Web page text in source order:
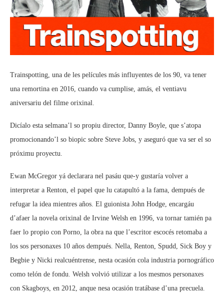
Trainspotting, una de les películes más influyentes de los 90, va tener
una remortina en 2016, cuando va cumplise, amás, el ventiavu
aniversariu del filme orixinal.
Dicíalo esta selmana’l so propiu director, Danny Boyle, que s’atopa
promocionando’l so biopic sobre Steve Jobs, y aseguró que va ser el so
próximu proyectu.
Ewan McGregor yá declarara nel pasáu que-y gustaría volver a
interpretar a Renton, el papel que lu catapultó a la fama, dempués de
refugar la idea mientres años. El guionista John Hodge, encargáu
d’afaer la novela orixinal de Irvine Welsh en 1996, va tornar tamién pa
faer lo propio con Porno, la obra na que l’escritor escocés retomaba a
los sos personaxes 10 años dempués. Nella, Renton, Spudd, Sick Boy y
Begbie y Nicki realcuéntrense, nesta ocasión cola industria pornográfico
como telón de fondu. Welsh volvió utilizar a los mesmos personaxes
con Skagboys, en 2012, anque nesa ocasión tratábase d’una precuela.